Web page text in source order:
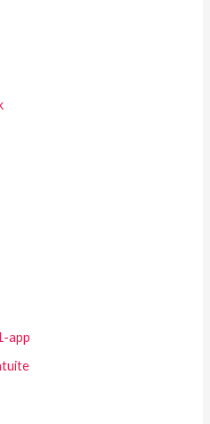
app